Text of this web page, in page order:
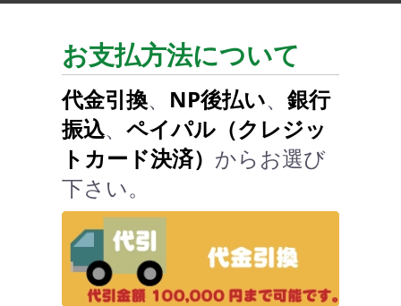
お支払方法について
代金引換、 NP後払い、 銀行
振込、 ペイパル（クレジッ
トカード決済） からお選び
下さい。